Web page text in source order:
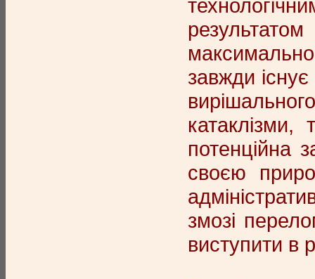
завжди
катаклізми,
потенційна
своєю
змозі
виступити в